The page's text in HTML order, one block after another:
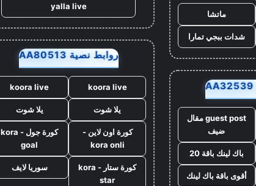
ماتشا
شدات ببجي تمارا
guest post مقال
ضيف
باك لينك باقة 20
أقوى باقة باك لينك
yalla live
روابط نصية AA80513
koora live
koora live
يلا شوت يلا شوت
كورة اون لاين -
kora onli
كورة جول - kora
goal
كورة ستار - kora
star
سوريا لايف